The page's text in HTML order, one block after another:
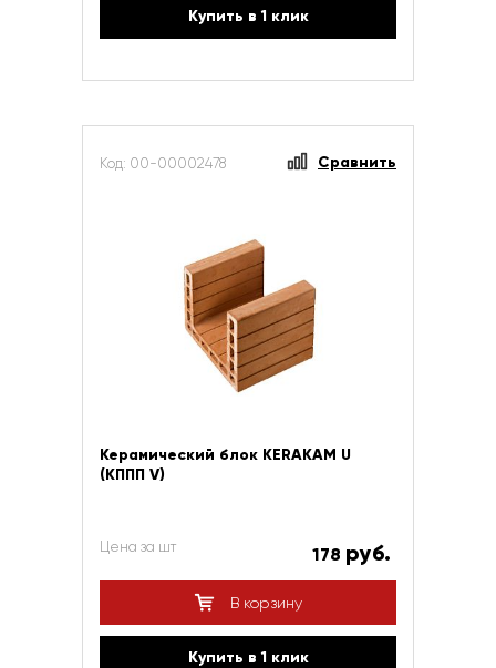
Купить в 1 клик
Код: 00-00002478 Сравнить
Керамический блок KERAKAM U
(КППП V)
Цена за шт 178 руб.
В корзину
Купить в 1 клик